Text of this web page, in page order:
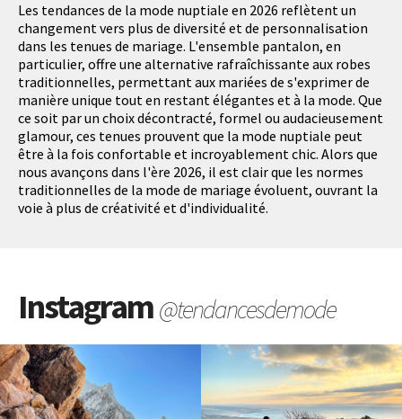
Les tendances de la mode nuptiale en 2026 reflètent un
changement vers plus de diversité et de personnalisation
dans les tenues de mariage. L'ensemble pantalon, en
particulier, offre une alternative rafraîchissante aux robes
traditionnelles, permettant aux mariées de s'exprimer de
manière unique tout en restant élégantes et à la mode. Que
ce soit par un choix décontracté, formel ou audacieusement
glamour, ces tenues prouvent que la mode nuptiale peut
être à la fois confortable et incroyablement chic. Alors que
nous avançons dans l'ère 2026, il est clair que les normes
traditionnelles de la mode de mariage évoluent, ouvrant la
voie à plus de créativité et d'individualité.
Instagram@tendancesdemode